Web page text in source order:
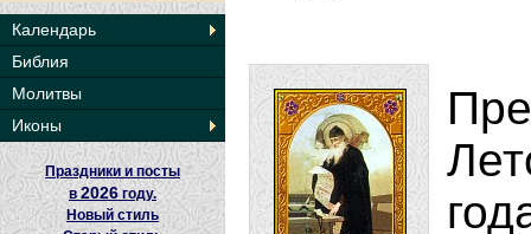
Календарь
Библия
Молитвы
Иконы
Праздники и посты
в 2026 году.
Новый стиль